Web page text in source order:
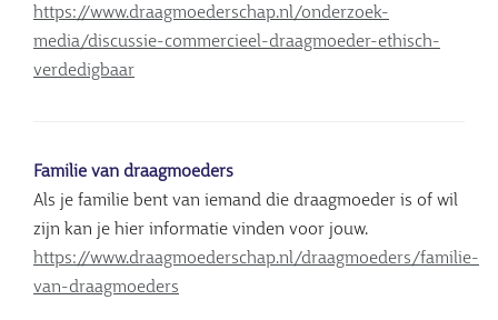
https://www.draagmoederschap.nl/onderzoek-
media/discussie-commercieel-draagmoeder-ethisch-
verdedigbaar
Familie van draagmoeders
Als je familie bent van iemand die draagmoeder is of wil
zijn kan je hier informatie vinden voor jouw.
https://www.draagmoederschap.nl/draagmoeders/familie-
van-draagmoeders